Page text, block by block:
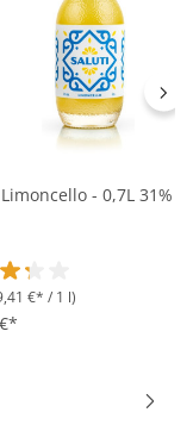
5 Sternen
- 0,7L 31%
€* / 1 l)